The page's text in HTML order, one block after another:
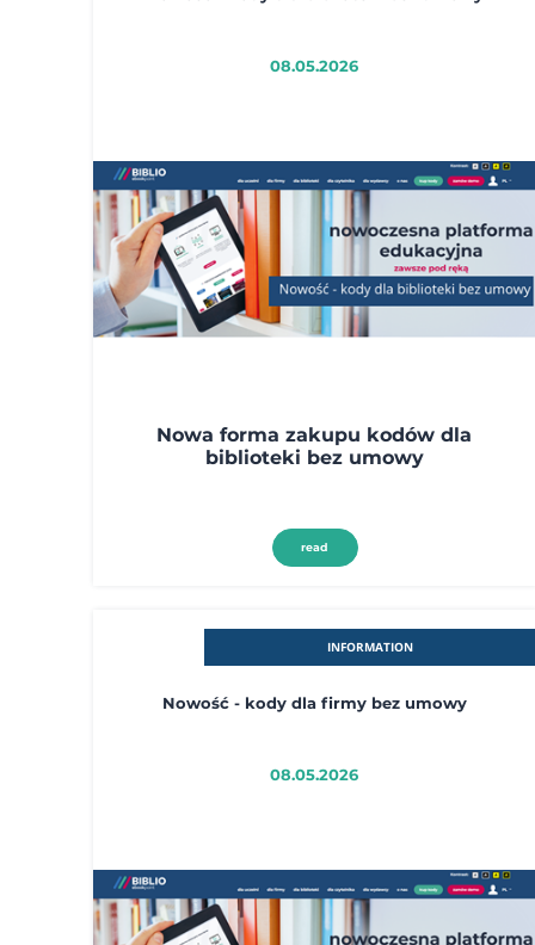
08.05.2026
Nowa forma zakupu kodów dla
biblioteki bez umowy
read
INFORMATION
Nowość - kody dla firmy bez umowy
08.05.2026